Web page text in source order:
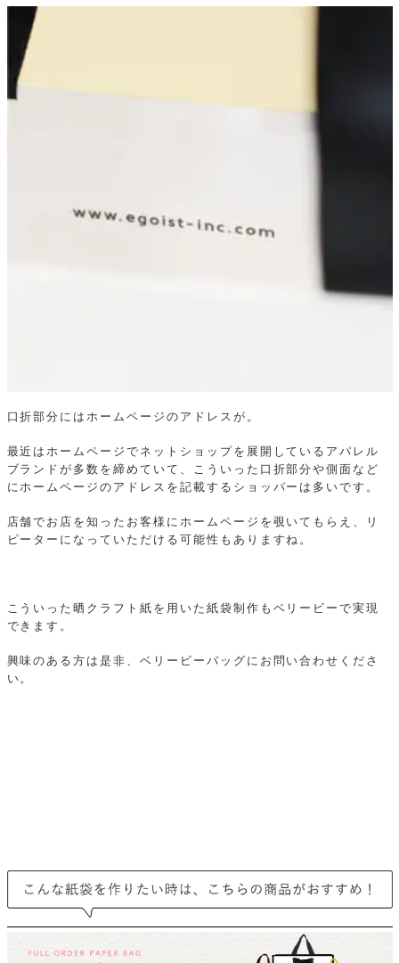
口折部分にはホームページのアドレスが。
最近はホームページでネットショップを展開しているアパレル
ブランドが多数を締めていて、こういった口折部分や側面など
にホームページのアドレスを記載するショッパーは多いです。
店舗でお店を知ったお客様にホームページを覗いてもらえ、リ
ピーターになっていただける可能性もありますね。
こういった晒クラフト紙を用いた紙袋制作もベリービーで実現
できます。
興味のある方は是非、ベリービーバッグにお問い合わせくださ
い。